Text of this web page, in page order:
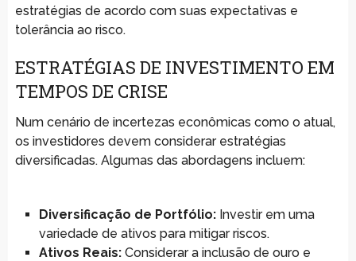
estratégias de acordo com suas expectativas e
tolerância ao risco.
ESTRATÉGIAS DE INVESTIMENTO EM
TEMPOS DE CRISE
Num cenário de incertezas econômicas como o atual,
os investidores devem considerar estratégias
diversificadas. Algumas das abordagens incluem:
Diversificação de Portfólio:Investir em uma
variedade de ativos para mitigar riscos.
Ativos Reais:Considerar a inclusão de ouro e